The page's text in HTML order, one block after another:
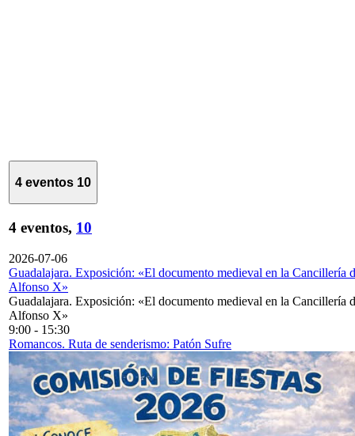
4 eventos 10
4 eventos, 10
2026-07-06
Guadalajara. Exposición: «El documento medieval en la Cancillería
Alfonso X»
Guadalajara. Exposición: «El documento medieval en la Cancillería
Alfonso X»
9:00 - 15:30
Romancos. Ruta de senderismo: Patón Sufre